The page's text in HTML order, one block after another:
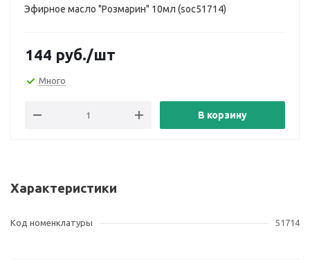
Эфирное масло "Розмарин" 10мл (soc51714)
144 руб./шт
Много
В корзину
Характеристики
Код номенклатуры 51714